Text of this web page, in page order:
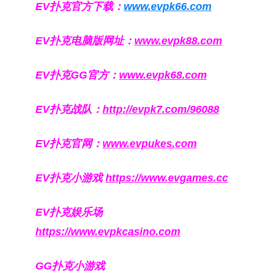
EV扑克官方下载： www.evpk66.com
EV扑克电脑版网址： www.evpk88.com
EV扑克GG官方： www.evpk68.com
EV扑克战队： http://evpk7.com/96088
EV扑克官网： www.evpukes.com
EV扑克小游戏https://www.evgames.cc
EV扑克娱乐场
https://www.evpkcasino.com
GG扑克小游戏